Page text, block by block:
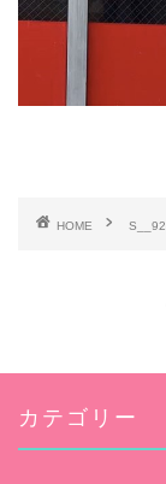
HOME
カテゴリー